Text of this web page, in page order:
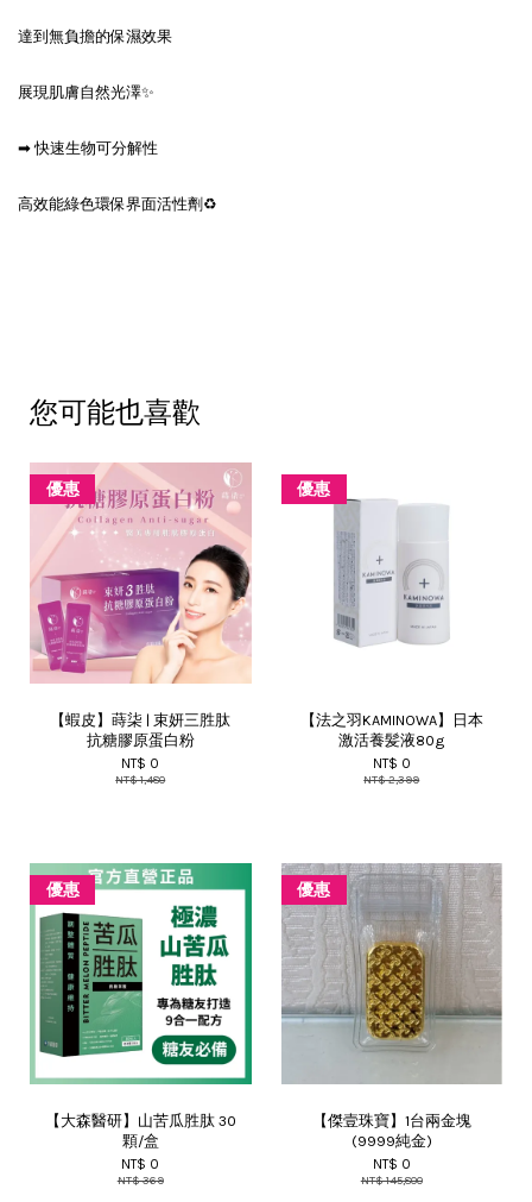
達到無負擔的保濕效果
展現肌膚自然光澤✨
➡ 快速生物可分解性
高效能綠色環保界面活性劑♻
您可能也喜歡
優惠
【蝦皮】蒔柒 | 束妍三胜肽
抗糖膠原蛋白粉
NT$ 0
NT$ 1,480
優惠
【法之羽KAMINOWA】日本
激活養髪液80g
NT$ 0
NT$ 2,399
優惠
【大森醫研】山苦瓜胜肽 30
顆/盒
NT$ 0
NT$ 369
優惠
【傑壹珠寶】1台兩金塊
(9999純金)
NT$ 0
NT$ 145,800